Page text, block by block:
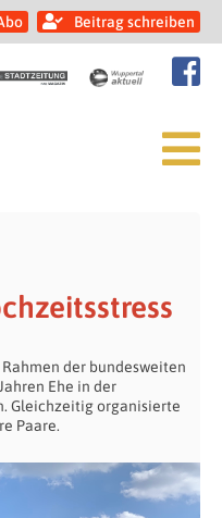
Beitrag schreiben
der bundesweiten
Ehe in der
Gleichzeitig organisierte
Paare.